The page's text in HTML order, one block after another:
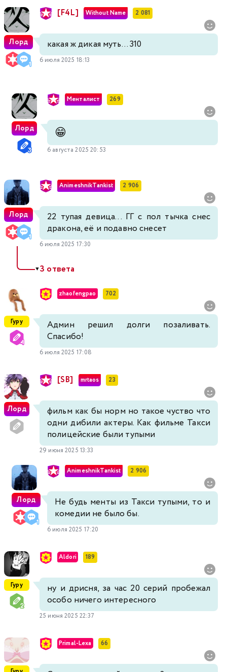
Лорд
[F4L] Without Name 2 081
какая ж дикая муть... 310
6 июля 2025 18:13
Лорд
Менталист 269
😁
6 августа 2025 20:53
Лорд
AnimeshnikTankist 2 906
22 тупая девица... ГГ с пол тычка снес
дракона, её и подавно снесет
6 июля 2025 17:30
▼3 ответа
Гуру
zhaofengpao 702
Админ решил долги позаливать.
Спасибо!
6 июля 2025 17:08
Лорд
[SB] mrtaos 23
фильм как бы норм но такое чуство что
одни дибили актеры. Как фильме Такси
полицейские были тупыми
29 июня 2025 13:33
Лорд
AnimeshnikTankist 2 906
Не будь менты из Такси тупыми, то и
комедии не было бы.
6 июля 2025 17:20
Гуру
Aldori 189
ну и дрисня, за час 20 серий пробежал
особо ничего интересного
25 июня 2025 22:37
Primal-Lexa 66